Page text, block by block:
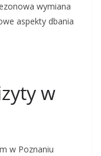
wymiana
aspekty dbania
w
w Poznaniu